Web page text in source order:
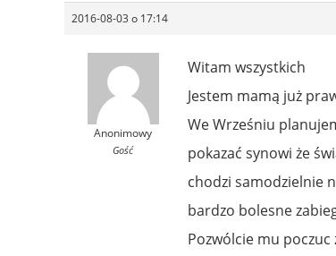
2016-08-03 o 17:14
Anonimowy
Gość
Witam wszystkich
Jestem mamą już
We Wrześniu
pokazać synowi że
chodzi samodzielnie
bardzo bolesne
Pozwólcie mu